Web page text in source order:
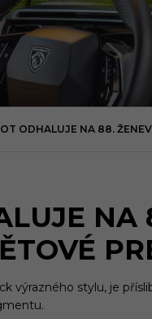
ODHALUJE NA 88.
výrazného stylu, je